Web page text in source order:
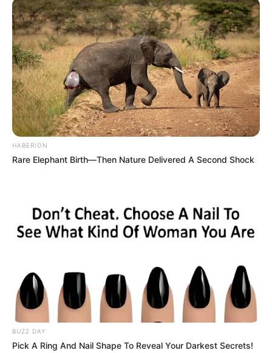
Ambyar! 10 Kalimat Baper
Pakai Bahasa Jawa Ini Bikin
Galau Abis
Nggak Selera
10 Pose Manekin Anti
Mainstream yang Konyol
HABERION
Rare Elephant Birth—Then Nature Delivered A Second Shock
BUZZ DAY
Pick A Ring And Nail Shape To Reveal Your Darkest Secrets!